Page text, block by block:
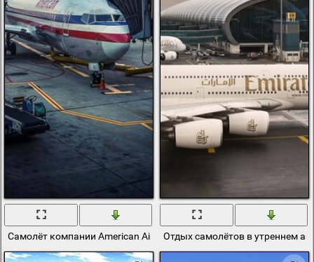
Самолёт компании American Airlines в аэропорту Чикаго
Отдых самолётов в утреннем